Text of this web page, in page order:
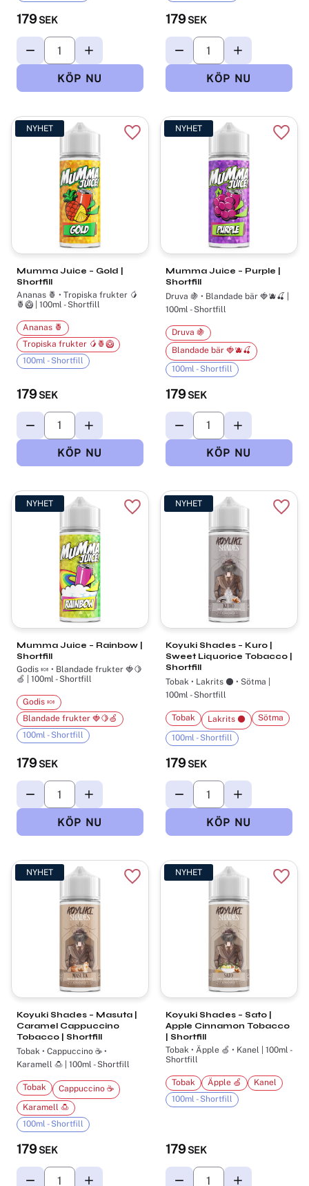
179 SEK 179 SEK
Mumma Juice – Gold |
Shortfill
Ananas 🍍 • Tropiska frukter 🥭
🍍🥝 | 100ml - Shortfill
179 SEK
Ananas 🍍
Tropiska frukter 🥭🍍🥝
100ml - Shortfill
NYHET
Lägg till i favoriter
Mumma Juice – Purple |
Shortfill
Druva 🍇 • Blandade bär 🍓🫐🍒 |
100ml - Shortfill
179 SEK
Druva 🍇
Blandade bär 🍓🫐🍒
100ml - Shortfill
NYHET
Mumma Juice – Rainbow |
Shortfill
Godis 🍬 • Blandade frukter 🍓🍋
🍏 | 100ml - Shortfill
179 SEK
Godis 🍬
Blandade frukter 🍓🍋🍏
100ml - Shortfill
NYHET
Lägg till i favoriter
Koyuki Shades – Kuro |
Sweet Liquorice Tobacco |
Shortfill
Tobak • Lakrits ⚫ • Sötma |
100ml - Shortfill
179 SEK
Tobak Lakrits ⚫ Sötma
100ml - Shortfill
NYHET
Koyuki Shades – Masuta |
Caramel Cappuccino
Tobacco | Shortfill
Tobak • Cappuccino ☕ •
Karamell 🍮 | 100ml - Shortfill
179 SEK
Tobak
Cappuccino ☕
Karamell 🍮
100ml - Shortfill
NYHET
Lägg till i favoriter
Koyuki Shades – Sato |
Apple Cinnamon Tobacco
| Shortfill
Tobak • Äpple 🍏 • Kanel | 100ml -
Shortfill
179 SEK
Tobak Äpple 🍏
Kanel
100ml - Shortfill
NYHET